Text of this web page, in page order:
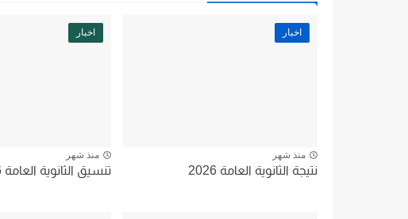
اخبار
منذ شهر
نتيجة الثانوية العامة 2026
اخبار
منذ شهر
تنسيق الثانوية العامة 2026